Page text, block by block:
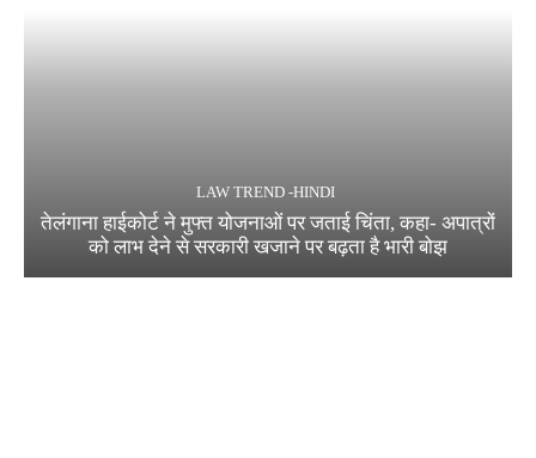
LAW TREND -HINDI
तेलंगाना हाईकोर्ट ने मुफ्त योजनाओं पर जताई चिंता, कहा- अपात्रों
को लाभ देने से सरकारी खजाने पर बढ़ता है भारी बोझ